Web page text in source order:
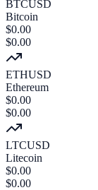
BTCUSD
Bitcoin
$0.00
$0.00
ETHUSD
Ethereum
$0.00
$0.00
LTCUSD
Litecoin
$0.00
$0.00